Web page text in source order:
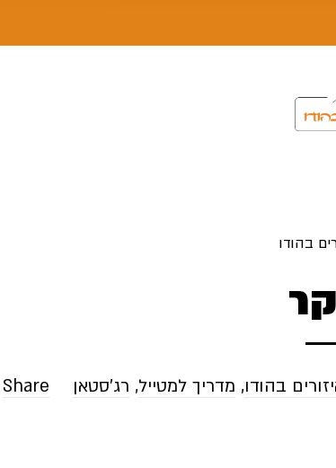
בהודו
בהודו, מדריך למטייל, רג'סטאן Share